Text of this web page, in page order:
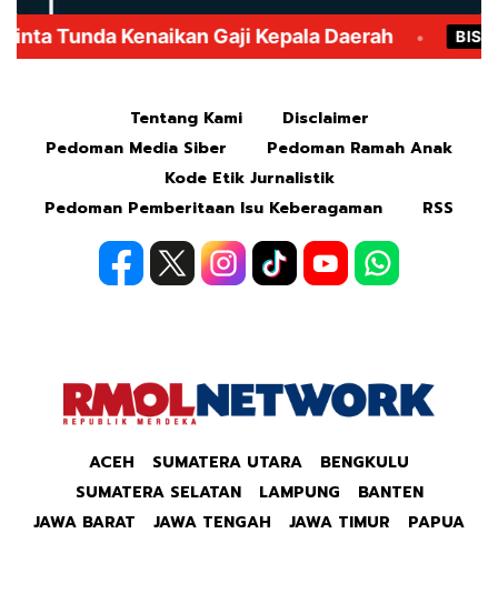
Tentang Kami
Disclaimer
Pedoman Media Siber
Pedoman Ramah Anak
Kode Etik Jurnalistik
Pedoman Pemberitaan Isu Keberagaman
RSS
ACEH SUMATERA UTARA
BENGKULU
SUMATERA SELATAN
LAMPUNG
BANTEN
JAWA BARAT
JAWA TENGAH JAWA TIMUR PAPUA